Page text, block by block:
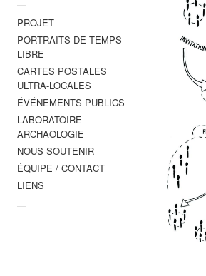
—
PROJET
PORTRAITS DE TEMPS
LIBRE
CARTES POSTALES
ULTRA-LOCALES
ÉVÉNEMENTS PUBLICS
LABORATOIRE
ARCHAOLOGIE
NOUS SOUTENIR
ÉQUIPE / CONTACT
LIENS
—